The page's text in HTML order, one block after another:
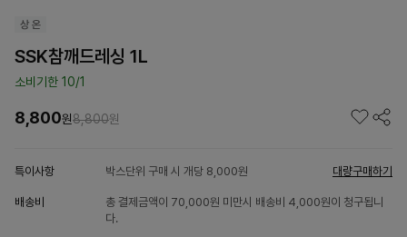
SSK참깨드레싱 1L
소비기한 10/1
8,800원8,800원
특이사항 박스단위 구매 시 개당 8,000원 대량구매하기
배송비
총 결제금액이 70,000원 미만시 배송비 4,000원이 청구됩니
다.